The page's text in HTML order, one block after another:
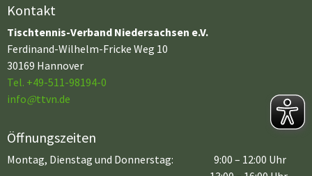
Kontakt
Tischtennis-Verband Niedersachsen e.V.
Ferdinand-Wilhelm-Fricke Weg 10
30169 Hannover
Tel. +49-511-98194-0
info@ttvn.de
Öffnungszeiten
Montag, Dienstag und Donnerstag:
9:00 – 12:00 Uhr